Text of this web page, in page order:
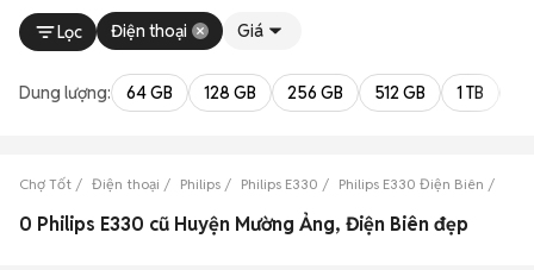
Lọc Điện thoại Giá
Dung lượng: 64 GB 128 GB 256 GB 512 GB 1 TB
Chợ Tốt Điện thoại Philips Philips E330 Philips E330 Điện Biên
0 Philips E330 cũ Huyện Mường Ảng, Điện Biên đẹp